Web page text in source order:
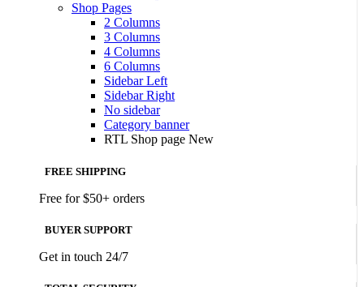
Shop Pages
2 Columns
3 Columns
4 Columns
6 Columns
Sidebar Left
Sidebar Right
No sidebar
Category banner
RTL Shop page New
FREE SHIPPING
Free for $50+ orders
BUYER SUPPORT
Get in touch 24/7